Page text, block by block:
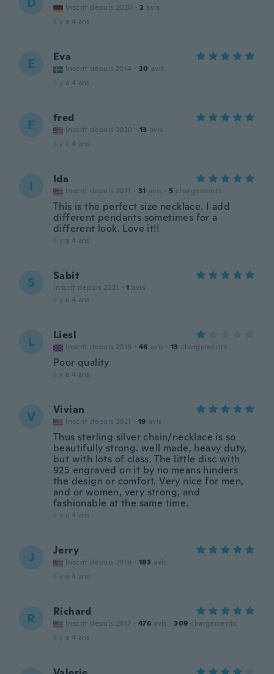
Inscrit depuis 2020 · 2 avis
il y a 4 ans
E Eva
Inscrit depuis 2014 · 20 avis
il y a 4 ans
F fred
Inscrit depuis 2020 · 13 avis
il y a 4 ans
I Ida
Inscrit depuis 2021 · 31 avis · 5 chargements
This is the perfect size necklace. I add
different pendants sometimes for a
different look. Love it!!
il y a 4 ans
S Sabit
Inscrit depuis 2021 · 1 avis
il y a 4 ans
L Liesl
Inscrit depuis 2016 · 46 avis · 13 chargements
Poor quality
il y a 4 ans
V Vivian
Inscrit depuis 2021 · 19 avis
Thus sterling silver chain/necklace is so
beautifully strong. well made, heavy duty,
but with lots of class. The little disc with
925 engraved on it by no means hinders
the design or comfort. Very nice for men,
and or women, very strong, and
fashionable at the same time.
il y a 4 ans
J Jerry
Inscrit depuis 2019 · 183 avis
il y a 4 ans
R Richard
Inscrit depuis 2017 · 476 avis · 309 chargements
il y a 4 ans